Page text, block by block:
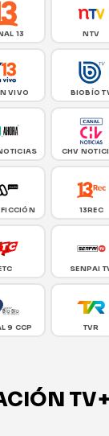
13 NTV
VIVO BIOBÍO
CHV
13REC
SENPAI
9 CCP TVR
TV+